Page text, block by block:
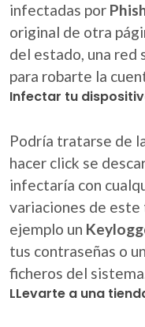
infectadas por
original de otra
del estado, una red
para robarte la
Infectar tu
Podría tratarse de
hacer click se
infectaría con
variaciones de
ejemplo un
tus contraseñas o un
ficheros del
LLevarte a una